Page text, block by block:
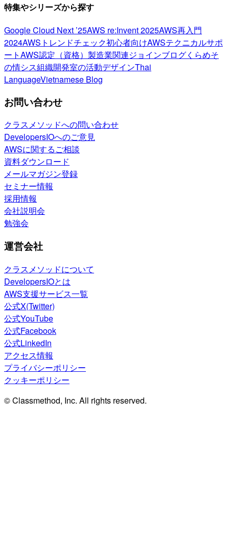
特集やシリーズから探す
Google Cloud Next ’25AWS re:Invent 2025AWS再入門
2024AWSトレンドチェック初心者向けAWSテクニカルサポ
ートAWS認定（資格） 製造業関連ジョインブログくらめそ
の情シス組織開発室の活動デザインThai
LanguageVietnamese Blog
お問い合わせ
クラスメソッドへの問い合わせ
DevelopersIOへのご意見
AWSに関するご相談
資料ダウンロード
メールマガジン登録
セミナー情報
採用情報
会社説明会
勉強会
運営会社
クラスメソッドについて
DevelopersIOとは
AWS支援サービス一覧
公式X(Twitter)
公式YouTube
公式Facebook
公式LinkedIn
アクセス情報
プライバシーポリシー
クッキーポリシー
© Classmethod, Inc. All rights reserved.